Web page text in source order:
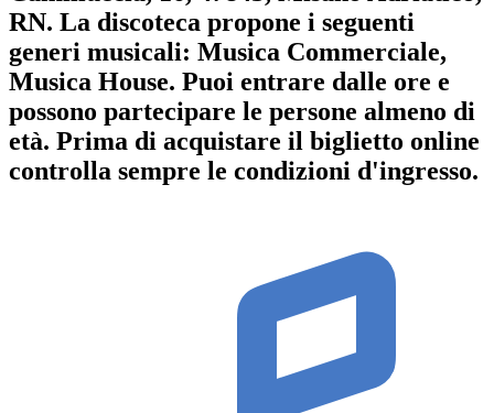
RN. La discoteca propone i seguenti
generi musicali: Musica Commerciale,
Musica House. Puoi entrare dalle ore e
possono partecipare le persone almeno di
età. Prima di acquistare il biglietto online
controlla sempre le condizioni d'ingresso.